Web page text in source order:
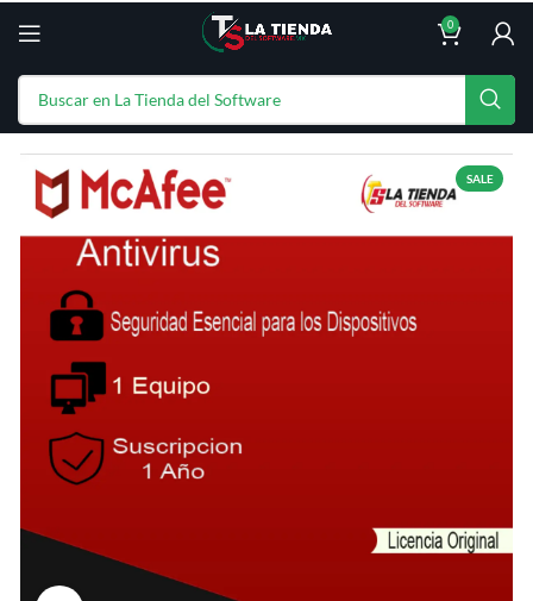
0
SALE